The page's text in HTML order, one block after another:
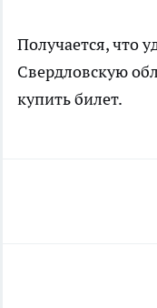
Получается, что
Свердловскую
купить билет.